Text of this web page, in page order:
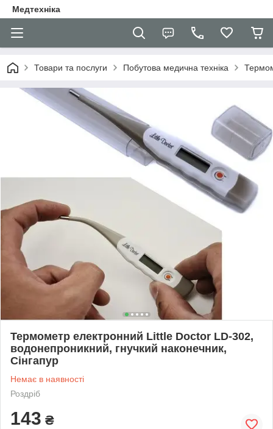
Медтехніка
Товари та послуги Побутова медична техніка
Термометр електронний Little Doctor LD-302,
водонепроникний, гнучкий наконечник,
Сінгапур
Немає в наявності
Роздріб
143 ₴